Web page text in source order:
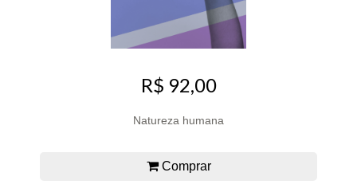
R$ 92,00
Natureza humana
Comprar